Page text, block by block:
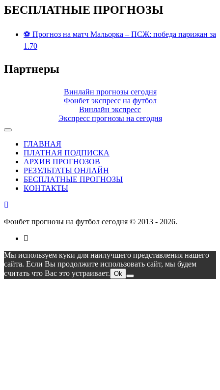
БЕСПЛАТНЫЕ ПРОГНОЗЫ
⚽ Прогноз на матч Мальорка – ПСЖ: победа парижан за
1.70
Партнеры
Винлайн прогнозы сегодня
Фонбет экспресс на футбол
Винлайн экспресс
Экспресс прогнозы на сегодня
ГЛАВНАЯ
ПЛАТНАЯ ПОДПИСКА
АРХИВ ПРОГНОЗОВ
РЕЗУЛЬТАТЫ ОНЛАЙН
БЕСПЛАТНЫЕ ПРОГНОЗЫ
КОНТАКТЫ
Фонбет прогнозы на футбол сегодня © 2013 - 2026.
Мы используем куки для наилучшего представления нашего
сайта. Если Вы продолжите использовать сайт, мы будем
считать что Вас это устраивает. Ok